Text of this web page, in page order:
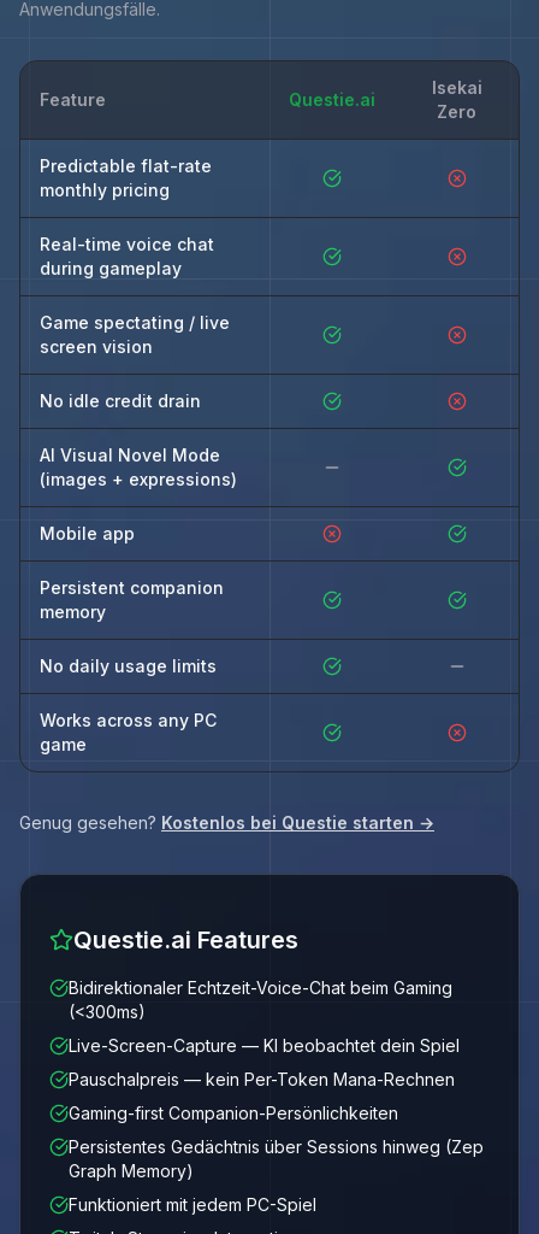
Anwendungsfälle.
Feature Questie.ai
Isekai
Zero
Predictable flat-rate
monthly pricing
Real-time voice chat
during gameplay
Game spectating / live
screen vision
No idle credit drain
AI Visual Novel Mode
(images + expressions)
Mobile app
Persistent companion
memory
No daily usage limits
Works across any PC
game
Genug gesehen? Kostenlos bei Questie starten →
Questie.ai Features
Bidirektionaler Echtzeit-Voice-Chat beim Gaming
(<300ms)
Live-Screen-Capture — KI beobachtet dein Spiel
Pauschalpreis — kein Per-Token Mana-Rechnen
Gaming-first Companion-Persönlichkeiten
Persistentes Gedächtnis über Sessions hinweg (Zep
Graph Memory)
Funktioniert mit jedem PC-Spiel